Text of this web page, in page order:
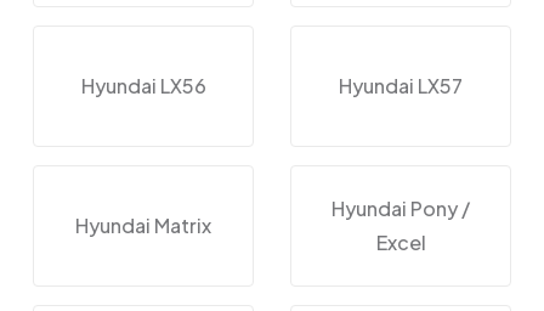
Hyundai LX56 Hyundai LX57
Hyundai Matrix
Hyundai Pony /
Excel